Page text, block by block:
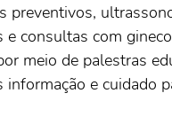
preventivos,
e consultas com
meio de palestras
informação e cuidado